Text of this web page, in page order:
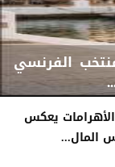
الفرنسي
يعكس
المال...